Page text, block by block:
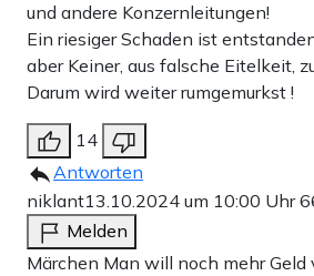
und andere Konzernleitungen!
Ein riesiger Schaden ist
aber Keiner, aus falsche Eitelkeit,
Darum wird weiter rumgemurkst !
14
Antworten
niklant13.10.2024 um 10:00 Uhr
Melden
Märchen Man will noch mehr Geld